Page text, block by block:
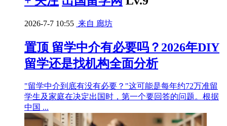
2026-7-7 10:55 来自 廊坊
置顶 留学中介有必要吗？2026年DIY
留学还是找机构全面分析
"留学中介到底有没有必要？"这可能是每年约72万准留
学生及家庭在决定出国时，第一个要回答的问题。根据
中国 ...